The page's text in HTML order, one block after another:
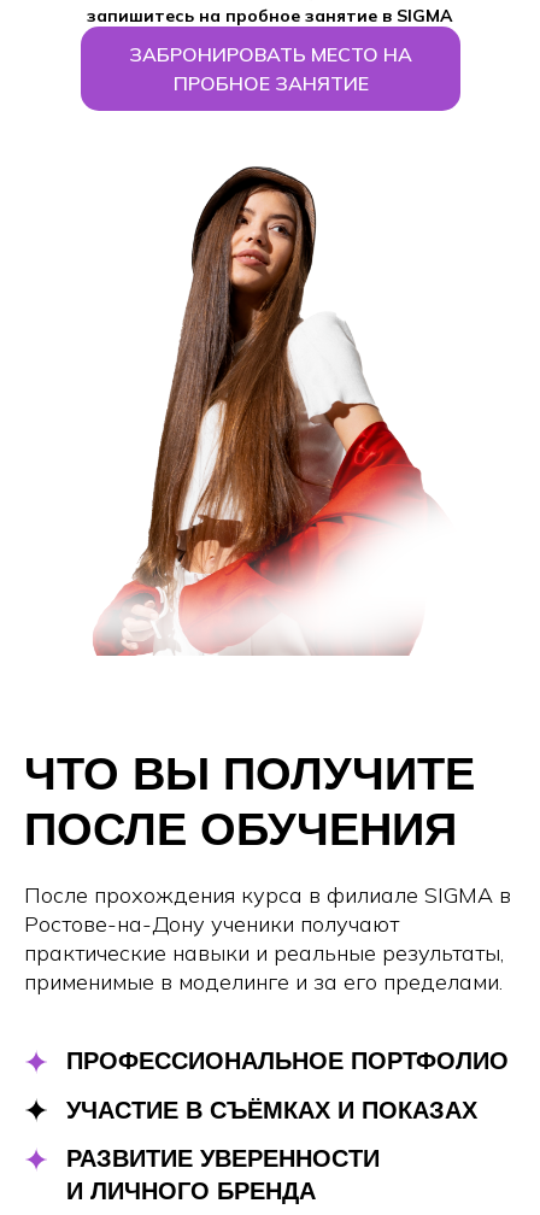
запишитесь на пробное занятие в SIGMA
ЗАБРОНИРОВАТЬ МЕСТО НА
ПРОБНОЕ ЗАНЯТИЕ
ЧТО ВЫ ПОЛУЧИТЕ
ПОСЛЕ ОБУЧЕНИЯ
После прохождения курса в филиале SIGMA в
Ростове-на-Дону ученики получают
практические навыки и реальные результаты,
применимые в моделинге и за его пределами.
ПРОФЕССИОНАЛЬНОЕ ПОРТФОЛИО
УЧАСТИЕ В СЪЁМКАХ И ПОКАЗАХ
РАЗВИТИЕ УВЕРЕННОСТИ
И ЛИЧНОГО БРЕНДА